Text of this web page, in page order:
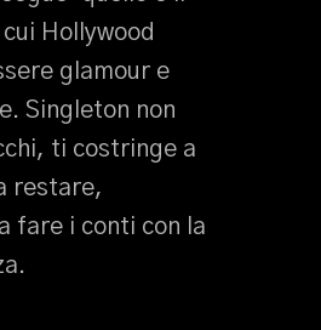
Hollywood
glamour e
Singleton non
ti costringe a
restare,
fare i conti con la